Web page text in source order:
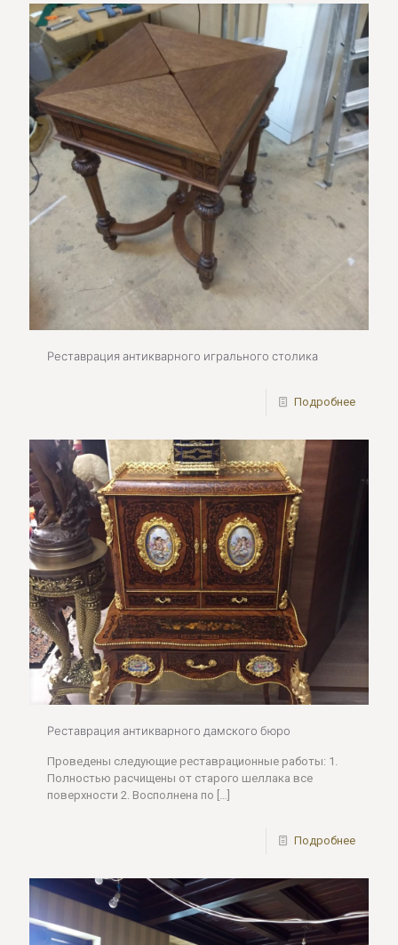
Реставрация антикварного игрального столика
Подробнее
Реставрация антикварного дамского бюро
Проведены следующие реставрационные работы: 1.
Полностью расчищены от старого шеллака все
поверхности 2. Восполнена по […]
Подробнее